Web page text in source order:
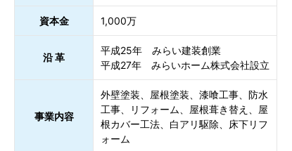
資本金 1,000万
沿 革
平成25年 みらい建装創業
平成27年 みらいホーム株式会社設立
事業内容
外壁塗装、屋根塗装、漆喰工事、防水
工事、リフォーム、屋根葺き替え、屋
根カバー工法、白アリ駆除、床下リフ
ォーム